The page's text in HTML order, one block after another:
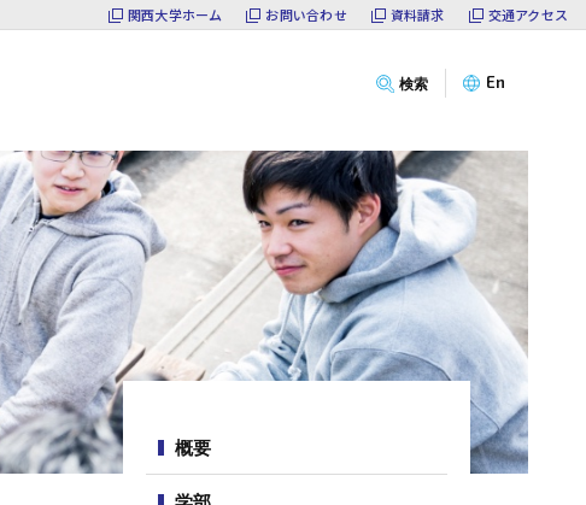
関西大学ホーム お問い合わせ 資料請求 交通アクセス
サ
内
メ
ニ
ュ
ー
概要
大学院
教員
キャリア
入試情報
検索 En
概要